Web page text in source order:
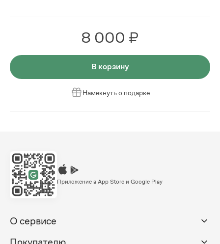
8 000 ₽
В корзину
Намекнуть о подарке
Приложение в App Store и Google Play
О сервисе